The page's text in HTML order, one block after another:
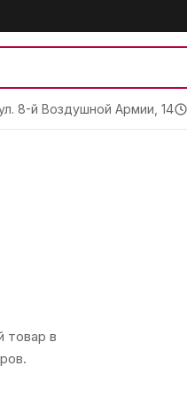
8-й Воздушной Армии, 14
товар в